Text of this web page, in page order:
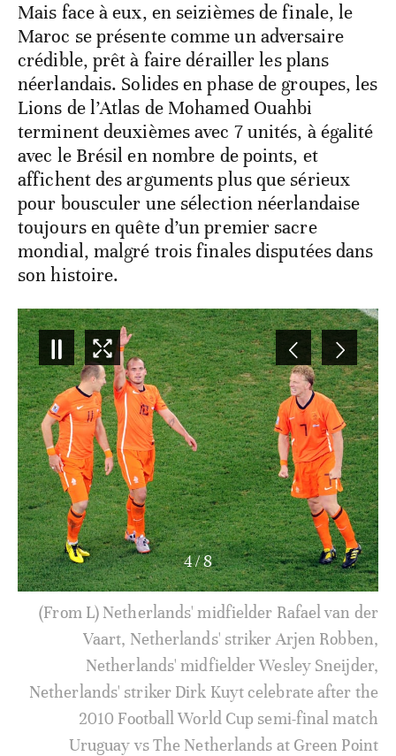
Mais face à eux, en seizièmes de finale, le
Maroc se présente comme un adversaire
crédible, prêt à faire dérailler les plans
néerlandais. Solides en phase de groupes, les
Lions de l’Atlas de Mohamed Ouahbi
terminent deuxièmes avec 7 unités, à égalité
avec le Brésil en nombre de points, et
affichent des arguments plus que sérieux
pour bousculer une sélection néerlandaise
toujours en quête d’un premier sacre
mondial, malgré trois finales disputées dans
son histoire.
4/8
(From L) Netherlands' midfielder Rafael van der
Vaart, Netherlands' striker Arjen Robben,
Netherlands' midfielder Wesley Sneijder,
Netherlands' striker Dirk Kuyt celebrate after the
2010 Football World Cup semi-final match
Uruguay vs The Netherlands at Green Point